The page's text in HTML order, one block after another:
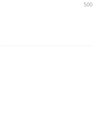
500